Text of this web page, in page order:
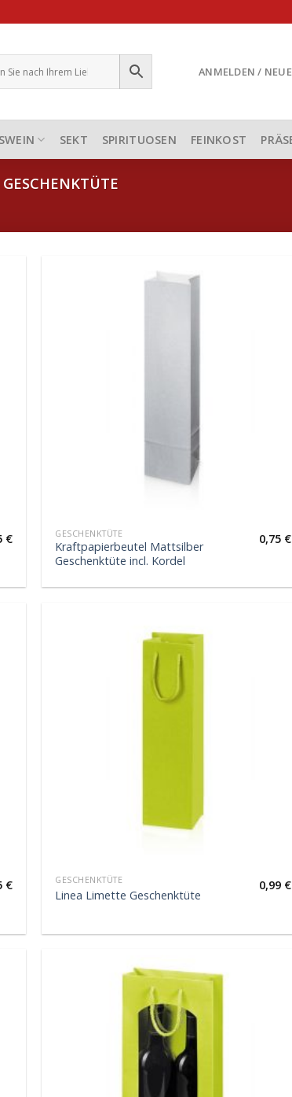
ANMELDEN /
SEKT SPIRITUOSEN FEINKOST
GESCHENKTÜTE
€ GESCHENKTÜTE
Kraftpapierbeutel Mattsilber
Geschenktüte incl. Kordel
0,75 €
€ GESCHENKTÜTE
Linea Limette Geschenktüte
0,99 €